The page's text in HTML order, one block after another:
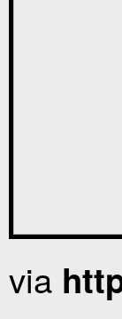
via